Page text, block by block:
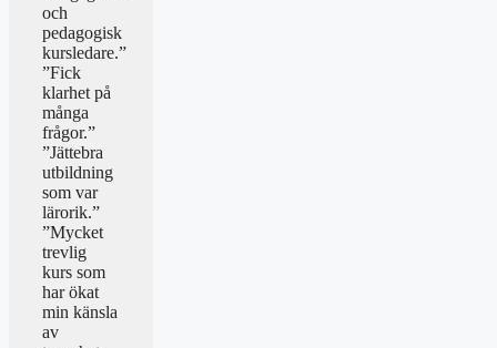
och
pedagogisk
kursledare.”
”Fick
klarhet på
många
frågor.”
”Jättebra
utbildning
som var
lärorik.”
”Mycket
trevlig
kurs som
har ökat
min känsla
av